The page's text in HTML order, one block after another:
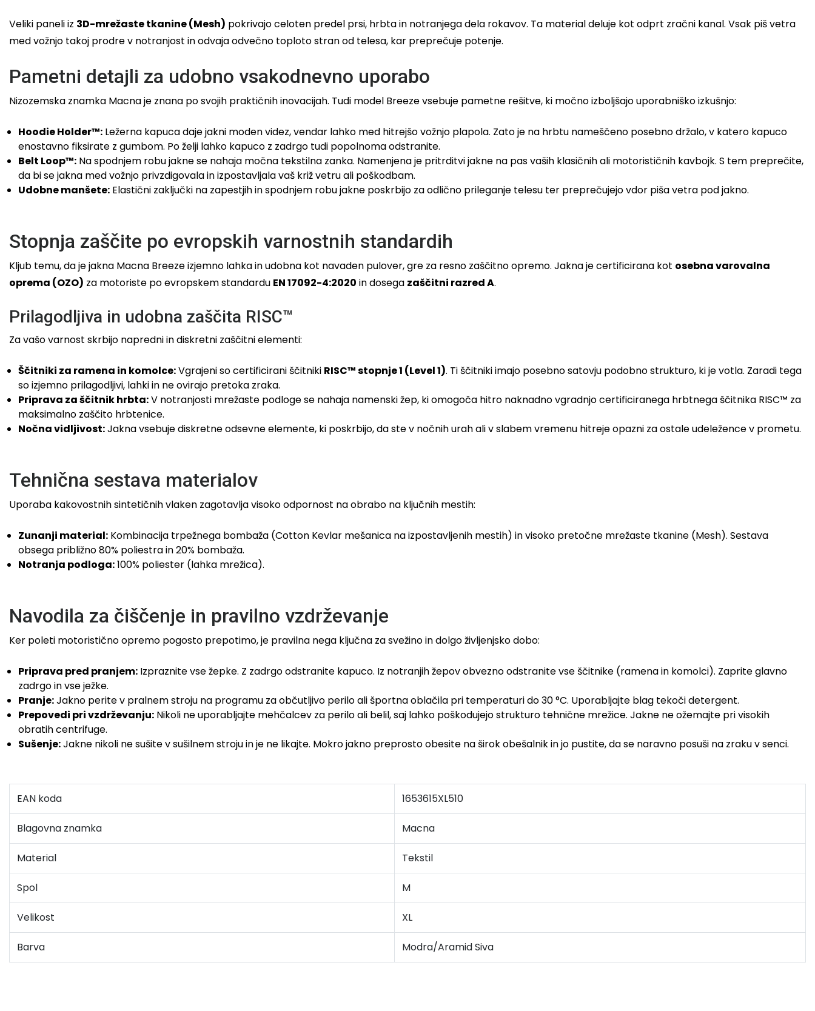
Veliki paneli iz 3D-mrežaste tkanine (Mesh) pokrivajo celoten predel prsi, hrbta in notranjega dela rokavov. Ta material deluje kot odprt zračni kanal. Vsak piš vetra
med vožnjo takoj prodre v notranjost in odvaja odvečno toploto stran od telesa, kar preprečuje potenje.
Pametni detajli za udobno vsakodnevno uporabo
Nizozemska znamka Macna je znana po svojih praktičnih inovacijah. Tudi model Breeze vsebuje pametne rešitve, ki močno izboljšajo uporabniško izkušnjo:
Hoodie Holder™: Ležerna kapuca daje jakni moden videz, vendar lahko med hitrejšo vožnjo plapola. Zato je na hrbtu nameščeno posebno držalo, v katero kapuco
enostavno fiksirate z gumbom. Po želji lahko kapuco z zadrgo tudi popolnoma odstranite.
Belt Loop™: Na spodnjem robu jakne se nahaja močna tekstilna zanka. Namenjena je pritrditvi jakne na pas vaših klasičnih ali motorističnih kavbojk. S tem preprečite,
da bi se jakna med vožnjo privzdigovala in izpostavljala vaš križ vetru ali poškodbam.
Udobne manšete: Elastični zaključki na zapestjih in spodnjem robu jakne poskrbijo za odlično prileganje telesu ter preprečujejo vdor piša vetra pod jakno.
Stopnja zaščite po evropskih varnostnih standardih
Kljub temu, da je jakna Macna Breeze izjemno lahka in udobna kot navaden pulover, gre za resno zaščitno opremo. Jakna je certificirana kot osebna varovalna
oprema (OZO) za motoriste po evropskem standardu EN 17092-4:2020 in dosega zaščitni razred A.
Prilagodljiva in udobna zaščita RISC™
Za vašo varnost skrbijo napredni in diskretni zaščitni elementi:
Ščitniki za ramena in komolce:Vgrajeni so certificirani ščitniki RISC™ stopnje 1 (Level 1). Ti ščitniki imajo posebno satovju podobno strukturo, ki je votla. Zaradi tega
so izjemno prilagodljivi, lahki in ne ovirajo pretoka zraka.
Priprava za ščitnik hrbta:V notranjosti mrežaste podloge se nahaja namenski žep, ki omogoča hitro naknadno vgradnjo certificiranega hrbtnega ščitnika RISC™ za
maksimalno zaščito hrbtenice.
Nočna vidljivost:Jakna vsebuje diskretne odsevne elemente, ki poskrbijo, da ste v nočnih urah ali v slabem vremenu hitreje opazni za ostale udeležence v prometu.
Tehnična sestava materialov
Uporaba kakovostnih sintetičnih vlaken zagotavlja visoko odpornost na obrabo na ključnih mestih:
Zunanji material: Kombinacija trpežnega bombaža (Cotton Kevlar mešanica na izpostavljenih mestih) in visoko pretočne mrežaste tkanine (Mesh). Sestava
obsega približno 80% poliestra in 20% bombaža.
Notranja podloga:100% poliester (lahka mrežica).
Navodila za čiščenje in pravilno vzdrževanje
Ker poleti motoristično opremo pogosto prepotimo, je pravilna nega ključna za svežino in dolgo življenjsko dobo:
Priprava pred pranjem: Izpraznite vse žepke. Z zadrgo odstranite kapuco. Iz notranjih žepov obvezno odstranite vse ščitnike (ramena in komolci). Zaprite glavno
zadrgo in vse ježke.
Pranje:Jakno perite v pralnem stroju na programu za občutljivo perilo ali športna oblačila pri temperaturi do 30 °C. Uporabljajte blag tekoči detergent.
Prepovedi pri vzdrževanju: Nikoli ne uporabljajte mehčalcev za perilo ali belil, saj lahko poškodujejo strukturo tehnične mrežice. Jakne ne ožemajte pri visokih
obratih centrifuge.
Sušenje:Jakne nikoli ne sušite v sušilnem stroju in je ne likajte. Mokro jakno preprosto obesite na širok obešalnik in jo pustite, da se naravno posuši na zraku v senci.
EAN koda 1653615XL510
Blagovna znamka Macna
Material Tekstil
Spol M
Velikost XL
Barva Modra/Aramid Siva